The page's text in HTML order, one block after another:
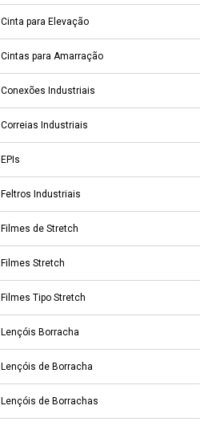
Cinta para Elevação
Cintas para Amarração
Conexões Industriais
Correias Industriais
EPIs
Feltros Industriais
Filmes de Stretch
Filmes Stretch
Filmes Tipo Stretch
Lençóis Borracha
Lençóis de Borracha
Lençóis de Borrachas